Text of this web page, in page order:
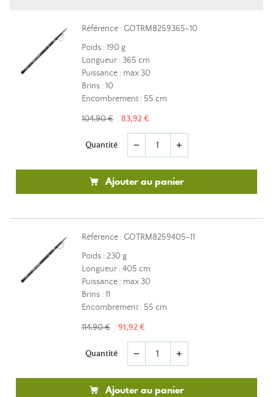
Référence : GOTRM8259365-10
Poids : 190 g
Longueur : 365 cm
Puissance : max 30
Brins : 10
Encombrement : 55 cm
104,90 € 83,92 €
Quantité remove add
Ajouter au panier
Référence : GOTRM8259405-11
Poids : 230 g
Longueur : 405 cm
Puissance : max 30
Brins : 11
Encombrement : 55 cm
114,90 € 91,92 €
Quantité remove add
Ajouter au panier